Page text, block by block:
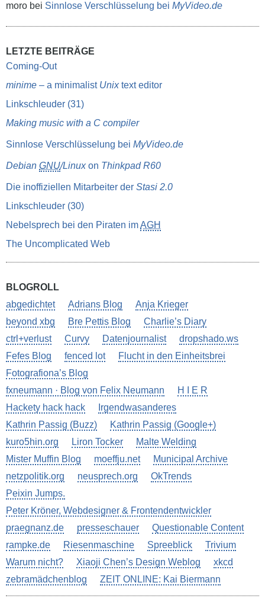
moro bei Sinnlose Verschlüsselung bei MyVideo.de
LETZTE BEITRÄGE
Coming-Out
minime – a minimalist Unixtext editor
Linkschleuder (31)
Making music with a C compiler
Sinnlose Verschlüsselung bei MyVideo.de
Debian GNU/Linuxon Thinkpad R60
Die inoffiziellen Mitarbeiter der Stasi 2.0
Linkschleuder (30)
Nebelsprech bei den Piraten imAGH
The Uncomplicated Web
BLOGROLL
abgedichtet
Adrians Blog
Anja Krieger
beyond xbg
Bre Pettis Blog
Charlie’s Diary
ctrl+verlust
Curvy Datenjournalist
dropshado.ws
Fefes Blog
fenced lot
Flucht in den Einheitsbrei
Fotografiona’s Blog
fxneumann · Blog von Felix Neumann
H I E R
Hackety hack hack
Irgendwasanderes
Kathrin Passig (Buzz)
Kathrin Passig (Google+)
kuro5hin.org
Liron Tocker
Malte Welding
Mister Muffin Blog
moeffju.net
Municipal Archive
netzpolitik.org
neusprech.org
OkTrends
Peixin Jumps.
Peter Kröner, Webdesigner & Frontendentwickler
praegnanz.de
presseschauer
Questionable Content
rampke.de
Riesenmaschine Spreeblick
Trivium
Warum nicht?
Xiaoji Chen’s Design Weblog
xkcd
zebramädchenblog
ZEIT ONLINE: Kai Biermann